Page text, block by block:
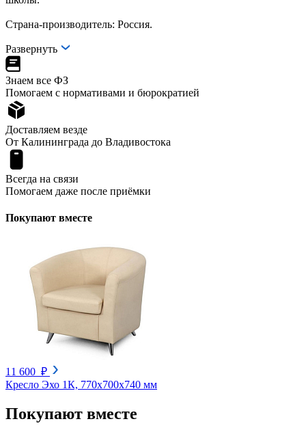
Страна-производитель: Россия.
Развернуть
Знаем все ФЗ
Помогаем с нормативами и бюрократией
Доставляем везде
От Калининграда до Владивостока
Всегда на связи
Помогаем даже после приёмки
Покупают вместе
11 600 ₽
Кресло Эхо 1К, 770х700х740 мм
Покупают вместе